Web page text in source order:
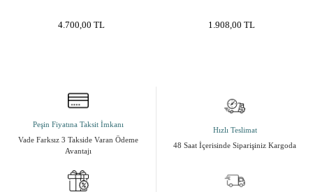
4.700,00 TL 1.908,00 TL
Peşin Fiyatına Taksit İmkanı
Vade Farksız 3 Takside Varan Ödeme
Avantajı
Hızlı Teslimat
48 Saat İçerisinde Siparişiniz Kargoda